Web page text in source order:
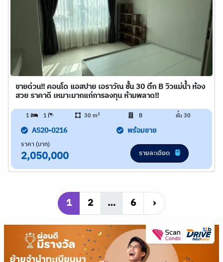
ขายด่วน!! คอนโด แอสปาย เอราวัณ ชั้น 30 ตึก B วิวแม่น้ำ ห้อง
สวย ราคาดี เหมาะมากแก่การลงทุน ห้ามพลาด!!
1 1 30 m2 B ชั้น 30
AS20-0216 พร้อมขาย
ราคา (บาท)
2,050,000 รายละเอียด
1 2 … 6 ›